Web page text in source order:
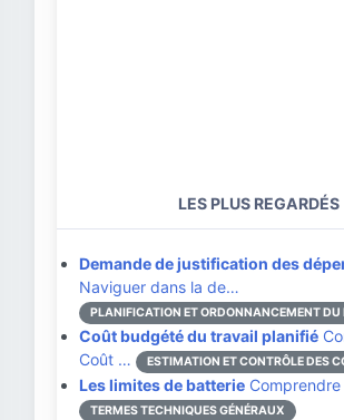
LES PLUS REGARDÉS
Demande de justification des
Naviguer dans la de…
PLANIFICATION ET ORDONNANCEMENT DU
Coût budgété du travail planifié
Coût …
ESTIMATION ET CONTRÔLE DES
Les limites de batterie
TERMES TECHNIQUES GÉNÉRAUX